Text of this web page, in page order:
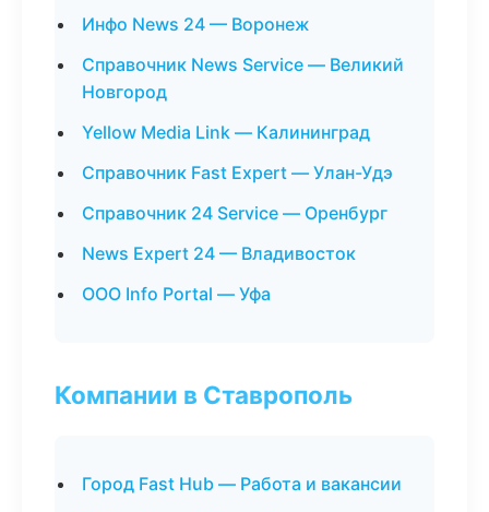
Инфо News 24 — Воронеж
Справочник News Service — Великий
Новгород
Yellow Media Link — Калининград
Справочник Fast Expert — Улан-Удэ
Справочник 24 Service — Оренбург
News Expert 24 — Владивосток
ООО Info Portal — Уфа
Компании в Ставрополь
Город Fast Hub — Работа и вакансии